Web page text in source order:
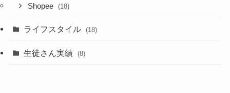
Shopee (18)
ライフスタイル (18)
生徒さん実績 (8)